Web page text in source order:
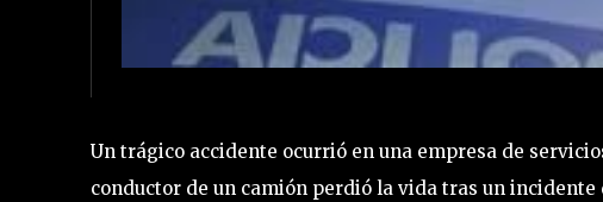
Un trágico accidente ocurrió en una empresa de
conductor de un camión perdió la vida tras un